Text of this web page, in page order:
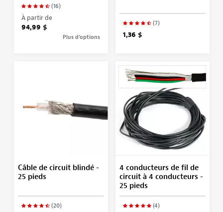
(16)
À partir de
94,99 $
Plus d’options
(7)
1,36 $
Câble de circuit blindé -
25 pieds
(20)
4 conducteurs de fil de
circuit à 4 conducteurs -
25 pieds
(4)